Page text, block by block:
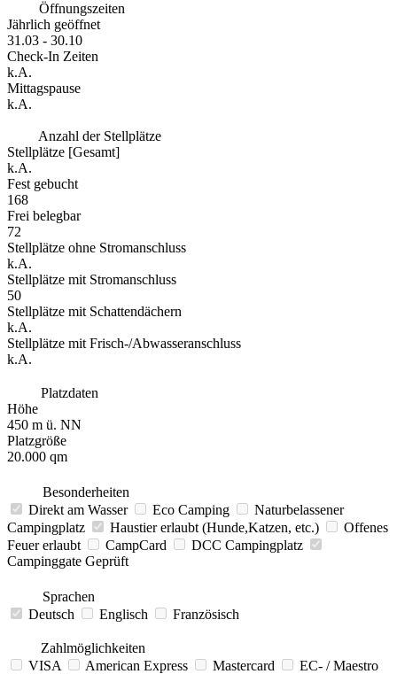
Öffnungszeiten
Jährlich geöffnet
31.03 - 30.10
Check-In Zeiten
k.A.
Mittagspause
k.A.
Anzahl der Stellplätze
Stellplätze [Gesamt]
k.A.
Fest gebucht
168
Frei belegbar
72
Stellplätze ohne Stromanschluss
k.A.
Stellplätze mit Stromanschluss
50
Stellplätze mit Schattendächern
k.A.
Stellplätze mit Frisch-/Abwasseranschluss
k.A.
Platzdaten
Höhe
450 m ü. NN
Platzgröße
20.000 qm
Besonderheiten
Direkt am Wasser
Eco Camping
Naturbelassener
Campingplatz
Haustier erlaubt (Hunde,Katzen, etc.)
Offenes
Feuer erlaubt
CampCard
DCC Campingplatz
Campinggate Geprüft
Sprachen
Deutsch
Englisch Französisch
Zahlmöglichkeiten
VISA
American Express Mastercard
EC- / Maestro